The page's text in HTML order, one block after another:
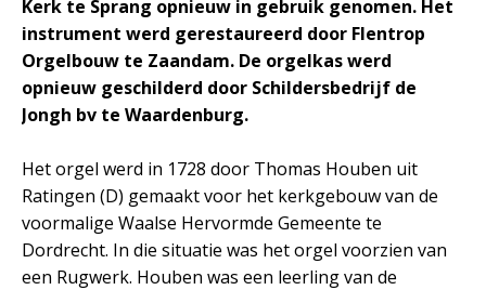
Kerk te Sprang opnieuw in gebruik genomen. Het
instrument werd gerestaureerd door Flentrop
Orgelbouw te Zaandam. De orgelkas werd
opnieuw geschilderd door Schildersbedrijf de
Jongh bv te Waardenburg.
Het orgel werd in 1728 door Thomas Houben uit
Ratingen (D) gemaakt voor het kerkgebouw van de
voormalige Waalse Hervormde Gemeente te
Dordrecht. In die situatie was het orgel voorzien van
een Rugwerk. Houben was een leerling van de